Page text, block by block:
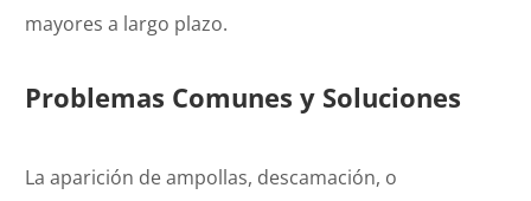
mayores a largo plazo.
Problemas Comunes y Soluciones
La aparición de ampollas, descamación, o